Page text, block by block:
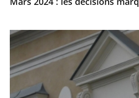
Janvier-
Février
2024
:
Les